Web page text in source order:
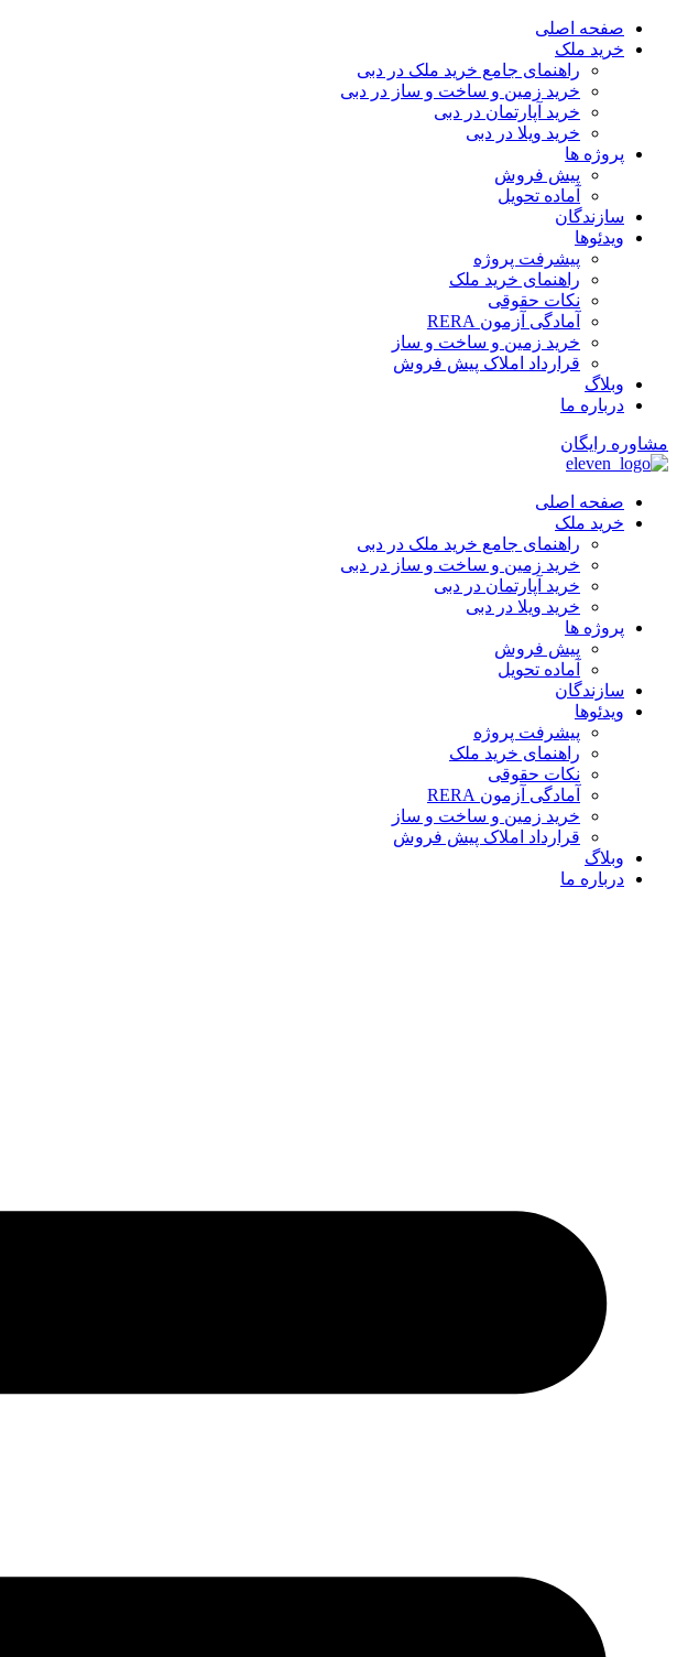
پرش
صفحه اصلی
خرید ملک
راهنمای جامع خرید ملک در دبی
خرید زمین و ساخت‌ و ساز در دبی
خرید آپارتمان در دبی
خرید ویلا در دبی
پروژه ها
پیش فروش
آماده تحویل
سازندگان
ویدئوها
پیشرفت پروژه
راهنمای خرید ملک
نکات حقوقی
آمادگی آزمون RERA
خرید زمین و ساخت و ساز
قرارداد املاک پیش فروش
وبلاگ
درباره ما
مشاوره رایگان
صفحه اصلی
خرید ملک
راهنمای جامع خرید ملک در دبی
خرید زمین و ساخت‌ و ساز در دبی
خرید آپارتمان در دبی
خرید ویلا در دبی
پروژه ها
پیش فروش
آماده تحویل
سازندگان
ویدئوها
پیشرفت پروژه
راهنمای خرید ملک
نکات حقوقی
آمادگی آزمون RERA
خرید زمین و ساخت و ساز
قرارداد املاک پیش فروش
وبلاگ
درباره ما